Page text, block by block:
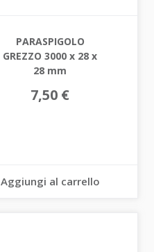
PARASPIGOLO
GREZZO 3000 x 28 x
28 mm
7,50 €
Aggiungi al carrello